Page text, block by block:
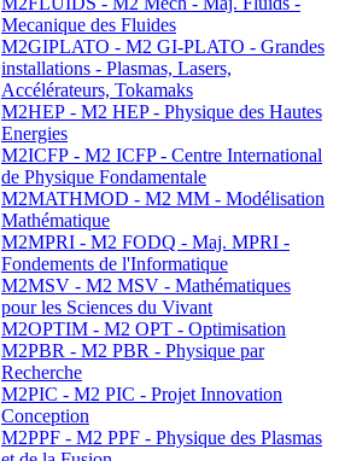
Mecanique des Fluides
M2GIPLATO - M2 GI-PLATO - Grandes
installations - Plasmas, Lasers,
Accélérateurs, Tokamaks
M2HEP - M2 HEP - Physique des Hautes
Energies
M2ICFP - M2 ICFP - Centre International
de Physique Fondamentale
M2MATHMOD - M2 MM - Modélisation
Mathématique
M2MPRI - M2 FODQ - Maj. MPRI -
Fondements de l'Informatique
M2MSV - M2 MSV - Mathématiques
pour les Sciences du Vivant
M2OPTIM - M2 OPT - Optimisation
M2PBR - M2 PBR - Physique par
Recherche
M2PIC - M2 PIC - Projet Innovation
Conception
M2PPF - M2 PPF - Physique des Plasmas